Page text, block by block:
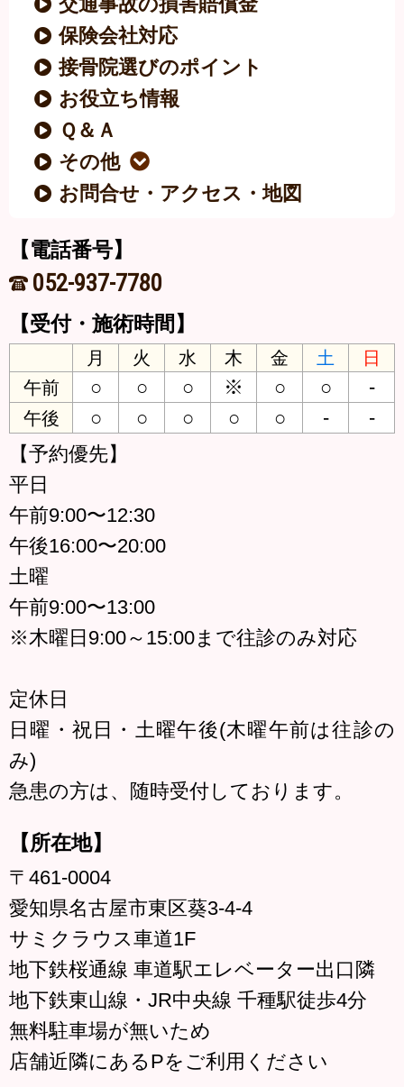
保険会社対応
接骨院選びのポイント
お役立ち情報
Ｑ＆Ａ
その他
お問合せ・アクセス・地図
【電話番号】
052-937-7780
【受付・施術時間】
月 火 水 木 金 土
日
午前
○ ○ ○ ※ ○ ○ -
午後 ○ ○ ○ ○ ○ -
-
【予約優先】
平日
午前9:00〜12:30
午後16:00〜20:00
土曜
午前9:00〜13:00
※木曜日9:00～15:00まで往診のみ対応
定休日
日曜・祝日・土曜午後(木曜午前は往診の
み)
急患の方は、随時受付しております。
【所在地】
〒461-0004
愛知県名古屋市東区葵3-4-4
サミクラウス車道1F
地下鉄桜通線 車道駅エレベーター出口隣
地下鉄東山線・JR中央線 千種駅徒歩4分
無料駐車場が無いため
店舗近隣にあるPをご利用ください